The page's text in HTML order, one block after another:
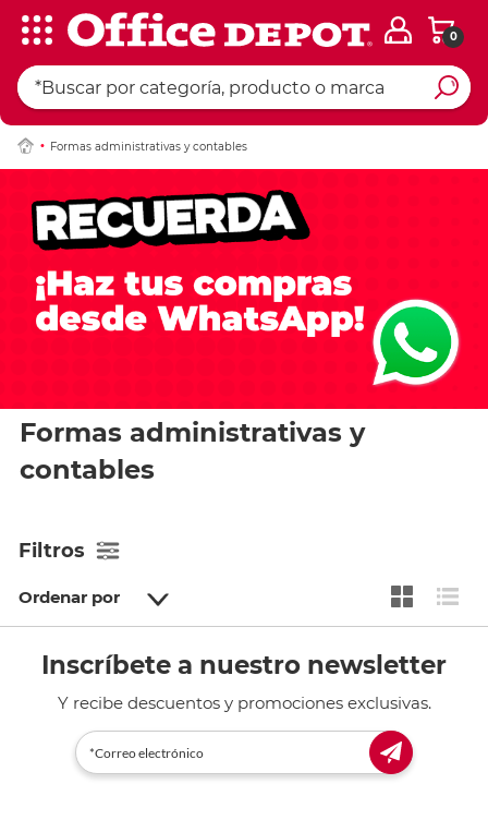
0
Formas administrativas y contables
Formas administrativas y
contables
Filtros
Ordenar por
Inscríbete a nuestro newsletter
Y recibe descuentos y promociones exclusivas.